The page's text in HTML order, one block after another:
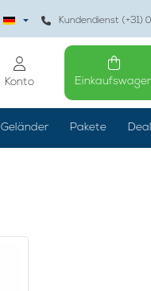
Kundendienst (+31)
Konto
Geländer Pakete